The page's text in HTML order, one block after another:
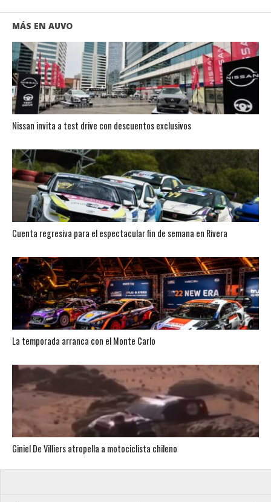
MÁS EN AUVO
Nissan invita a test drive con descuentos exclusivos
Cuenta regresiva para el espectacular fin de semana en Rivera
La temporada arranca con el Monte Carlo
Giniel De Villiers atropella a motociclista chileno